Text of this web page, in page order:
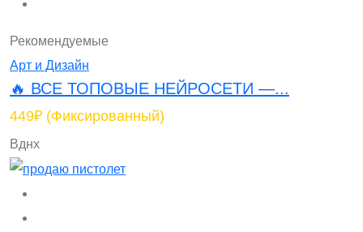
Рекомендуемые
Арт и Дизайн
🔥 ВСЕ ТОПОВЫЕ НЕЙРОСЕТИ —...
449₽ (Фиксированный)
Вднх